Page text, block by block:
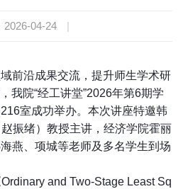
2026-04-24 |
前沿成果交流，提升师生学术研
我院“经工讲堂”2026年第6期学
216室成功举办。本次讲座特邀韩
赵振绪）教授主讲，经济学院霍丽
燕、项城等老师及多名学生到场
Ordinary and Two-Stage Least Sq